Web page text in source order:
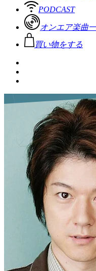
PODCAST
オンエア楽曲
買い物をする